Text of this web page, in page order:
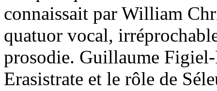
connaissait par William
quatuor vocal,
prosodie. Guillaume
Erasistrate et le rôle de